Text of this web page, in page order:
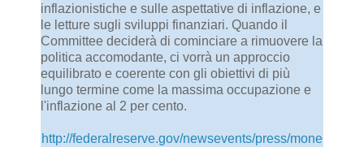
inflazionistiche e sulle aspettative di inflazione, e
le letture sugli sviluppi finanziari. Quando il
Committee deciderà di cominciare a rimuovere la
politica accomodante, ci vorrà un approccio
equilibrato e coerente con gli obiettivi di più
lungo termine come la massima occupazione e
l'inflazione al 2 per cento.
http://federalreserve.gov/newsevents/press/mone